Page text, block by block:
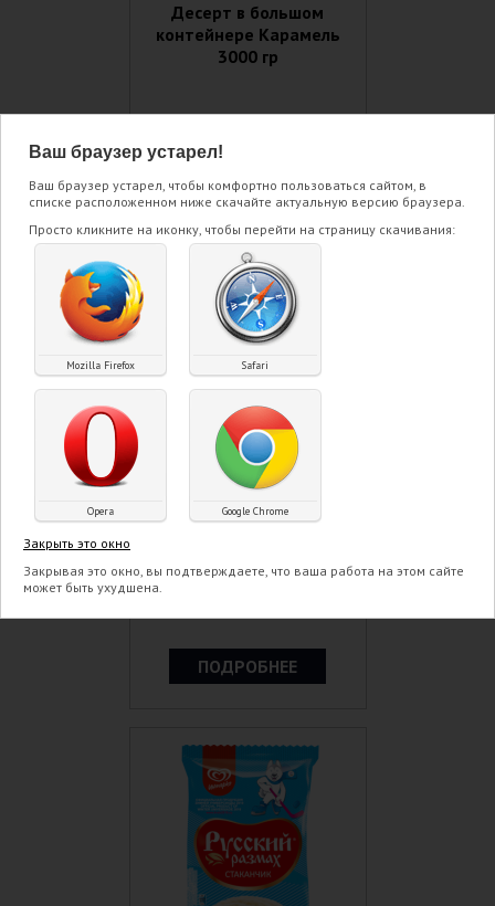
Десерт в большом
контейнере Карамель
3000 гр
ПОДРОБНЕЕ
Пломбир весовой
сливок 990 гр
ПОДРОБНЕЕ
Ваш браузер устарел!
Ваш браузер устарел, чтобы комфортно пользоваться сайтом, в
списке расположенном ниже скачайте актуальную версию браузера.
Просто кликните на иконку, чтобы перейти на страницу скачивания:
Mozilla Firefox Safari
Opera Google Chrome
Закрыть это окно
Закрывая это окно, вы подтверждаете, что ваша работа на этом сайте
может быть ухудшена.